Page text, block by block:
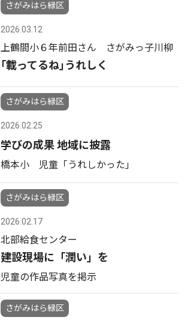
さがみはら緑区
2026.03.12
上鶴間小６年前田さん さがみっ子川柳
｢載ってるね｣うれしく
さがみはら緑区
2026.02.25
学びの成果 地域に披露
橋本小 児童「うれしかった｣
さがみはら緑区
2026.02.17
北部給食センター
建設現場に「潤い」を
児童の作品写真を掲示
さがみはら緑区